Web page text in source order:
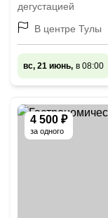
дегустацией
В центре Тулы
вс, 21 июнь, в 08:00
4 500 ₽
за одного